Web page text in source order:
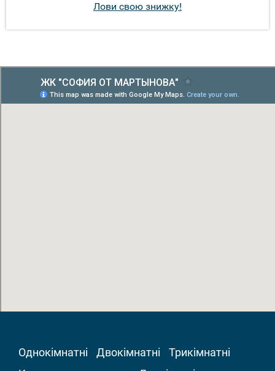
Лови свою знижку!
Однокімнатні Двокімнатні
Трикімнатні